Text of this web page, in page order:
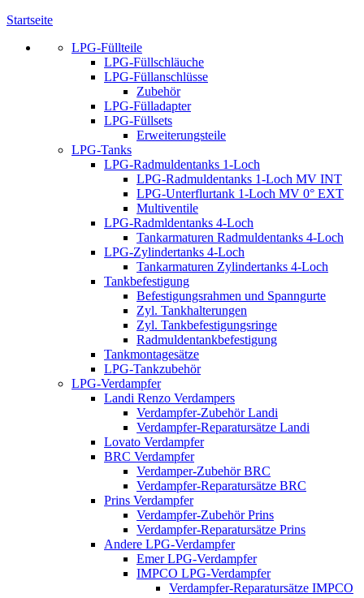
Startseite
LPG-Füllteile
LPG-Füllschläuche
LPG-Füllanschlüsse
Zubehör
LPG-Fülladapter
LPG-Füllsets
Erweiterungsteile
LPG-Tanks
LPG-Radmuldentanks 1-Loch
LPG-Radmuldentanks 1-Loch MV INT
LPG-Unterflurtank 1-Loch MV 0° EXT
Multiventile
LPG-Radmldentanks 4-Loch
Tankarmaturen Radmuldentanks 4-Loch
LPG-Zylindertanks 4-Loch
Tankarmaturen Zylindertanks 4-Loch
Tankbefestigung
Befestigungsrahmen und Spanngurte
Zyl. Tankhalterungen
Zyl. Tankbefestigungsringe
Radmuldentankbefestigung
Tankmontagesätze
LPG-Tankzubehör
LPG-Verdampfer
Landi Renzo Verdampers
Verdampfer-Zubehör Landi
Verdampfer-Reparatursätze Landi
Lovato Verdampfer
BRC Verdampfer
Verdamper-Zubehör BRC
Verdampfer-Reparatursätze BRC
Prins Verdampfer
Verdampfer-Zubehör Prins
Verdampfer-Reparatursätze Prins
Andere LPG-Verdampfer
Emer LPG-Verdampfer
IMPCO LPG-Verdampfer
Verdampfer-Reparatursätze IMPCO